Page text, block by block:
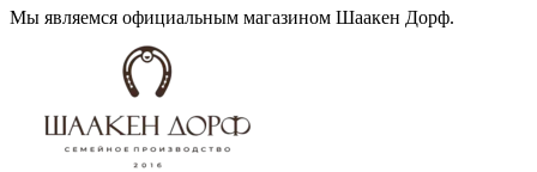
Мы являемся официальным магазином Шаакен Дорф.